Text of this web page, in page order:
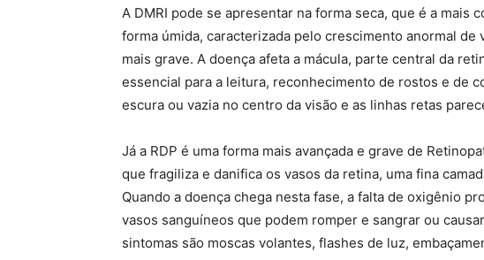
A DMRI pode se apresentar na forma seca, que é a mais
forma úmida, caracterizada pelo crescimento anormal
mais grave. A doença afeta a mácula, parte central da
essencial para a leitura, reconhecimento de rostos e de
escura ou vazia no centro da visão e as linhas retas
Já a RDP é uma forma mais avançada e grave de
que fragiliza e danifica os vasos da retina, uma fina
Quando a doença chega nesta fase, a falta de oxigênio
vasos sanguíneos que podem romper e sangrar ou
sintomas são moscas volantes, flashes de luz,